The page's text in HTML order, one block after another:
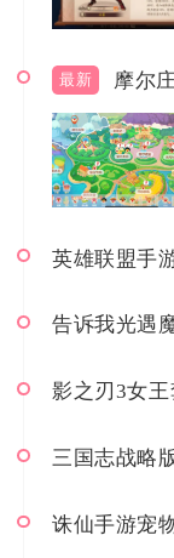
最新 摩尔
英雄联盟手
告诉我光遇
影之刃3女
三国志战略
诛仙手游宠